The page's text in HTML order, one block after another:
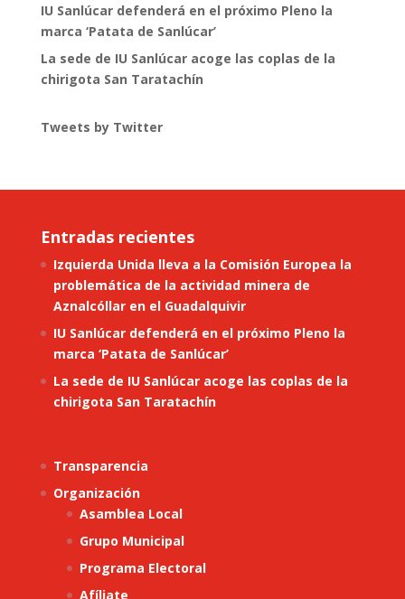
IU Sanlúcar defenderá en el próximo Pleno la
marca ‘Patata de Sanlúcar’
La sede de IU Sanlúcar acoge las coplas de la
chirigota San Taratachín
Tweets by Twitter
Entradas recientes
Izquierda Unida lleva a la Comisión Europea la
problemática de la actividad minera de
Aznalcóllar en el Guadalquivir
IU Sanlúcar defenderá en el próximo Pleno la
marca ‘Patata de Sanlúcar’
La sede de IU Sanlúcar acoge las coplas de la
chirigota San Taratachín
Transparencia
Organización
Asamblea Local
Grupo Municipal
Programa Electoral
Afíliate